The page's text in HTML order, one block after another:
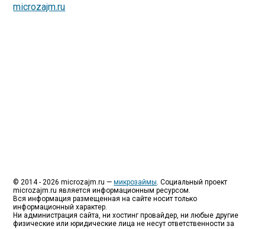
© 2014 - 2026 microzajm.ru —микрозаймы. Социальный проект
microzajm.ru является информационным ресурсом.
Вся информация размещенная на сайте носит только
информационный характер.
Ни администрация сайта, ни хостинг провайдер, ни любые другие
физические или юридические лица не несут ответственности за